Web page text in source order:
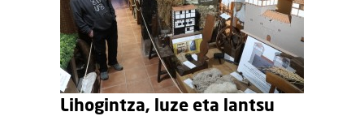
Lihogintza, luze eta lantsu